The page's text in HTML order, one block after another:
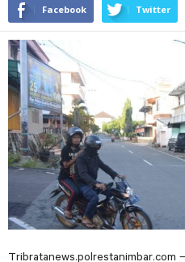
Facebook Twitter
Tribratanews.polrestanimbar.com